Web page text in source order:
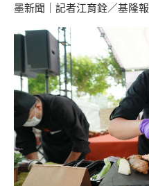
墨新聞 ｜記者江育銓／基隆